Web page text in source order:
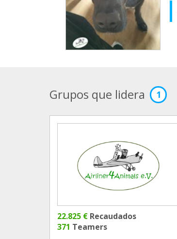
Grupos que lidera 1
22.825 € Recaudados
371 Teamers